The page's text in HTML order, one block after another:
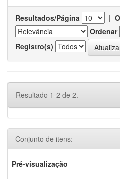
Resultados/Página |
Ordenar
Registro(s)
Resultado 1-2 de 2.
Conjunto de itens:
Pré-visualização